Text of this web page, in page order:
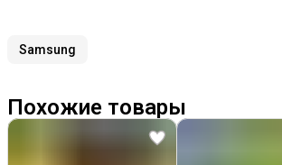
Samsung
Похожие товары